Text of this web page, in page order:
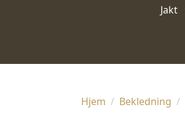
Jakt
Hjem Bekledning